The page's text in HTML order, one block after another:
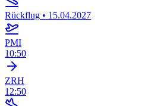
Rückflug • 15.04.2027
PMI
10:50
ZRH
12:50